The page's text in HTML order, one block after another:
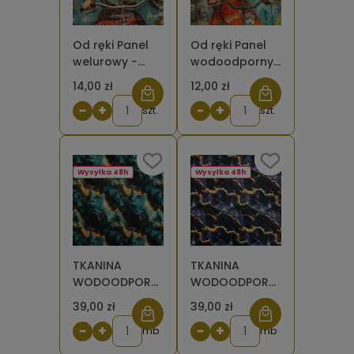
Od ręki Panel
welurowy -
Frida Kahlo -
na rowerze bez
lampki
(Rozmiar
50)
14,00 zł
− + szt.
Od ręki Panel
wodoodporny
- Frida Kahlo -
na rowerze z
lampką 50x50
12,00 zł
− + szt.
TKANINA
WODOODPORNA
OXFORD
Marmur
ciemnoturkusowy
ze złotym -
39,00 zł
Wysyłka 48h
− + mb
TKANINA
WODOODPORNA
OXFORD
Marmur czarny
ze złotym - inne
odcienie
39,00 zł
Wysyłka 48h
− + mb